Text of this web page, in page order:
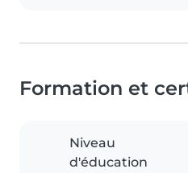
Formation et
Niveau
d'éducation